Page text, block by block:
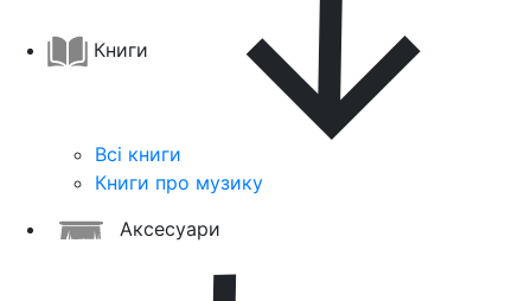
Книги
Всі книги
Книги про музику
Аксесуари